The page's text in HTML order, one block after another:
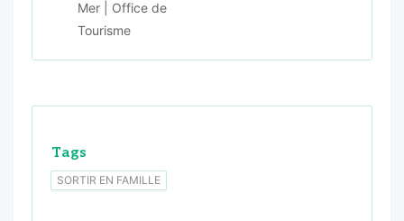
Tags
SORTIR EN FAMILLE